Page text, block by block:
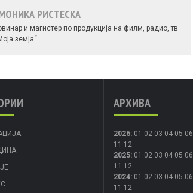
РИСТЕСКА
и магистер по продукција на филм, радио, тв
земја“.
АРХИВА
2026: 01 02 03 04 05 06
11 12
2025: 01 02 03 04 05 06
11 12
2024: 01 02 03 04 05 06
11 12